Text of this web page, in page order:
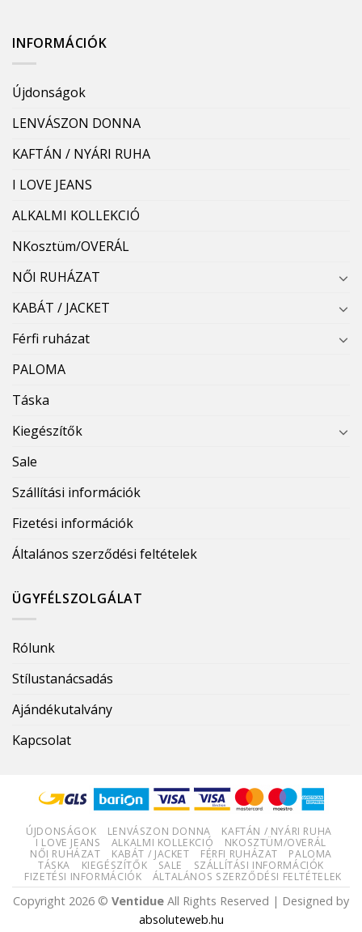
INFORMÁCIÓK
Újdonságok
LENVÁSZON DONNA
KAFTÁN / NYÁRI RUHA
I LOVE JEANS
ALKALMI KOLLEKCIÓ
NKosztüm/OVERÁL
NŐI RUHÁZAT
KABÁT / JACKET
Férfi ruházat
PALOMA
Táska
Kiegészítők
Sale
Szállítási információk
Fizetési információk
Általános szerződési feltételek
ÜGYFÉLSZOLGÁLAT
Rólunk
Stílustanácsadás
Ajándékutalvány
Kapcsolat
ÚJDONSÁGOK LENVÁSZON DONNA
KAFTÁN / NYÁRI RUHA
I LOVE JEANS
ALKALMI KOLLEKCIÓ
NKOSZTÜM/OVERÁL
NŐI RUHÁZAT
KABÁT / JACKET FÉRFI RUHÁZAT
PALOMA
TÁSKA
KIEGÉSZÍTŐK SALE
SZÁLLÍTÁSI INFORMÁCIÓK
FIZETÉSI INFORMÁCIÓK
ÁLTALÁNOS SZERZŐDÉSI FELTÉTELEK
Copyright 2026 © Ventidue All Rights Reserved | Designed by
absoluteweb.hu